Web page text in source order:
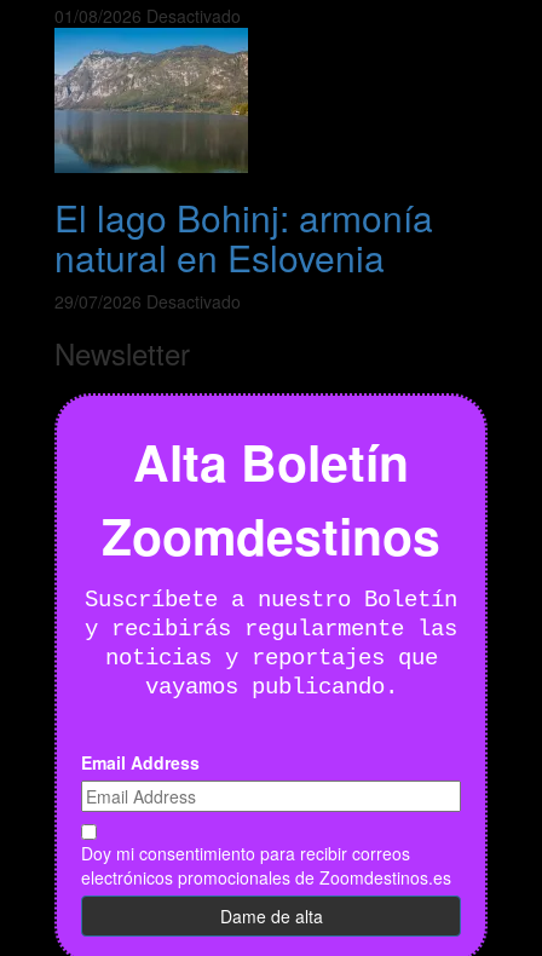
01/08/2026 Desactivado
El lago Bohinj: armonía
natural en Eslovenia
29/07/2026 Desactivado
Newsletter
Alta Boletín
Zoomdestinos
Suscríbete a nuestro Boletín
y recibirás regularmente las
noticias y reportajes que
vayamos publicando.
Email Address
Doy mi consentimiento para recibir correos
electrónicos promocionales de Zoomdestinos.es